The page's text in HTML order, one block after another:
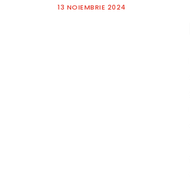
13 NOIEMBRIE 2024